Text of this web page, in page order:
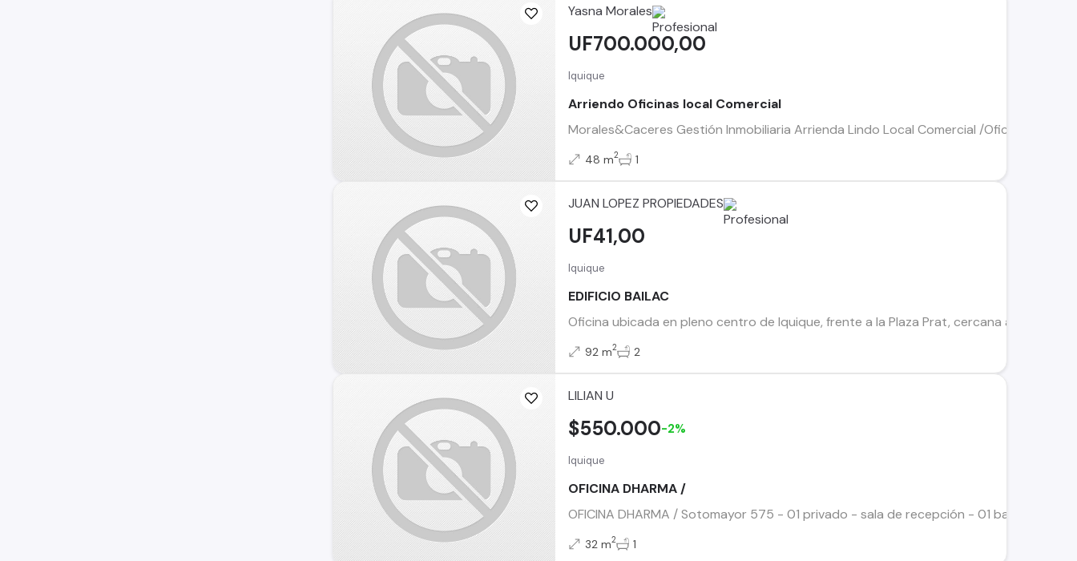
Yasna Morales
Iquique
Arriendo Oficinas local Comercial
Morales&Caceres Gestión Inmobiliaria Arrienda Lindo Local Comercial /Oficinas
UF700.000,00
48 m2 1
JUAN LOPEZ PROPIEDADES
Iquique
EDIFICIO BAILAC
Oficina ubicada en pleno centro de Iquique, frente a la Plaza Prat, cercana a
UF41,00
92 m2 2
LILIAN U
Iquique
OFICINA DHARMA /
OFICINA DHARMA / Sotomayor 575 - 01 privado - sala de recepción - 01 baño - 01
$550.000-2%
32 m2 1